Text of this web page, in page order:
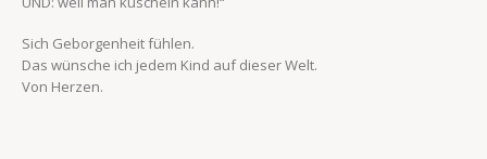
Sich Geborgenheit fühlen.
Das wünsche ich jedem Kind auf dieser Welt.
Von Herzen.